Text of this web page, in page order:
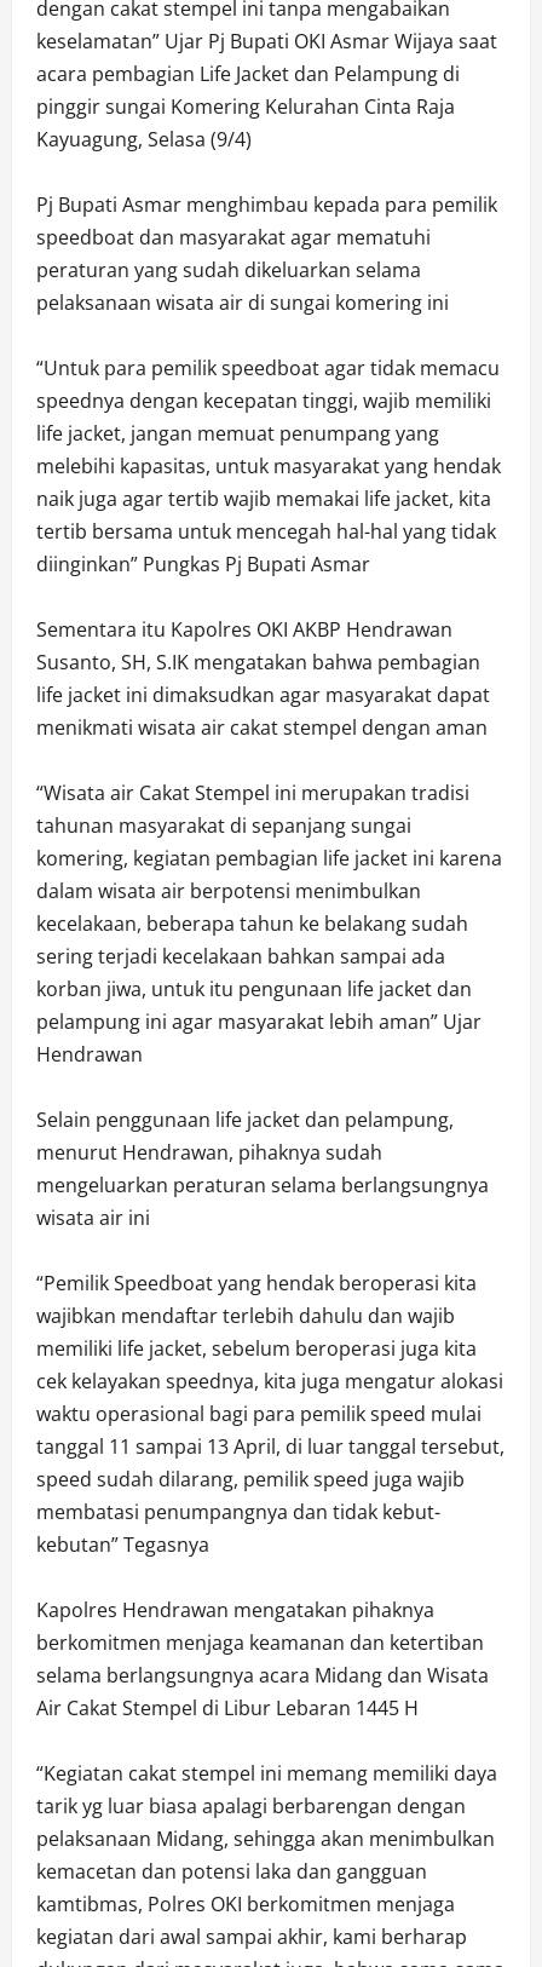
dengan cakat stempel ini tanpa mengabaikan
keselamatan” Ujar Pj Bupati OKI Asmar Wijaya saat
acara pembagian Life Jacket dan Pelampung di
pinggir sungai Komering Kelurahan Cinta Raja
Kayuagung, Selasa (9/4)
Pj Bupati Asmar menghimbau kepada para pemilik
speedboat dan masyarakat agar mematuhi
peraturan yang sudah dikeluarkan selama
pelaksanaan wisata air di sungai komering ini
“Untuk para pemilik speedboat agar tidak memacu
speednya dengan kecepatan tinggi, wajib memiliki
life jacket, jangan memuat penumpang yang
melebihi kapasitas, untuk masyarakat yang hendak
naik juga agar tertib wajib memakai life jacket, kita
tertib bersama untuk mencegah hal-hal yang tidak
diinginkan” Pungkas Pj Bupati Asmar
Sementara itu Kapolres OKI AKBP Hendrawan
Susanto, SH, S.IK mengatakan bahwa pembagian
life jacket ini dimaksudkan agar masyarakat dapat
menikmati wisata air cakat stempel dengan aman
“Wisata air Cakat Stempel ini merupakan tradisi
tahunan masyarakat di sepanjang sungai
komering, kegiatan pembagian life jacket ini karena
dalam wisata air berpotensi menimbulkan
kecelakaan, beberapa tahun ke belakang sudah
sering terjadi kecelakaan bahkan sampai ada
korban jiwa, untuk itu pengunaan life jacket dan
pelampung ini agar masyarakat lebih aman” Ujar
Hendrawan
Selain penggunaan life jacket dan pelampung,
menurut Hendrawan, pihaknya sudah
mengeluarkan peraturan selama berlangsungnya
wisata air ini
“Pemilik Speedboat yang hendak beroperasi kita
wajibkan mendaftar terlebih dahulu dan wajib
memiliki life jacket, sebelum beroperasi juga kita
cek kelayakan speednya, kita juga mengatur alokasi
waktu operasional bagi para pemilik speed mulai
tanggal 11 sampai 13 April, di luar tanggal tersebut,
speed sudah dilarang, pemilik speed juga wajib
membatasi penumpangnya dan tidak kebut-
kebutan” Tegasnya
Kapolres Hendrawan mengatakan pihaknya
berkomitmen menjaga keamanan dan ketertiban
selama berlangsungnya acara Midang dan Wisata
Air Cakat Stempel di Libur Lebaran 1445 H
“Kegiatan cakat stempel ini memang memiliki daya
tarik yg luar biasa apalagi berbarengan dengan
pelaksanaan Midang, sehingga akan menimbulkan
kemacetan dan potensi laka dan gangguan
kamtibmas, Polres OKI berkomitmen menjaga
kegiatan dari awal sampai akhir, kami berharap